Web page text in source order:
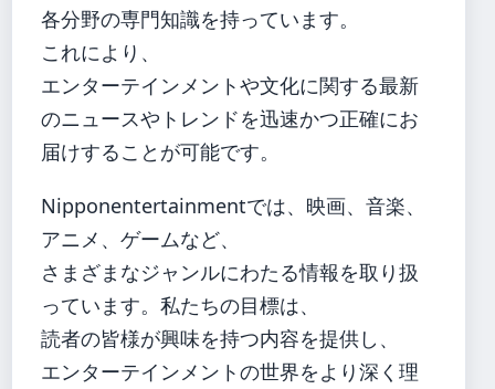
各分野の専門知識を持っています。
これにより、
エンターテインメントや文化に関する最新
のニュースやトレンドを迅速かつ正確にお
届けすることが可能です。
Nipponentertainmentでは、映画、音楽、
アニメ、ゲームなど、
さまざまなジャンルにわたる情報を取り扱
っています。私たちの目標は、
読者の皆様が興味を持つ内容を提供し、
エンターテインメントの世界をより深く理